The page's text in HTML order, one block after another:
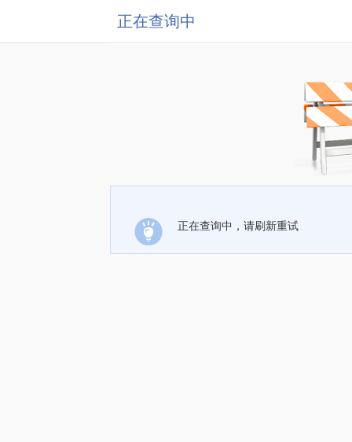
正在查询中
正在查询中，请刷新重试